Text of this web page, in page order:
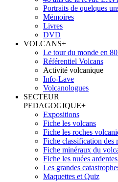
Portraits de quelques
Mémoires
Livres
DVD
VOLCANS+
Le tour du monde en
Référentiel Volcans
Activité volcanique
Info-Lave
Volcanologues
SECTEUR
PEDAGOGIQUE+
Expositions
Fiche les volcans
Fiche les roches
Fiche classification des
Fiche minéraux du
Fiche les nuées ardentes
Les grandes
Maquettes et Quiz